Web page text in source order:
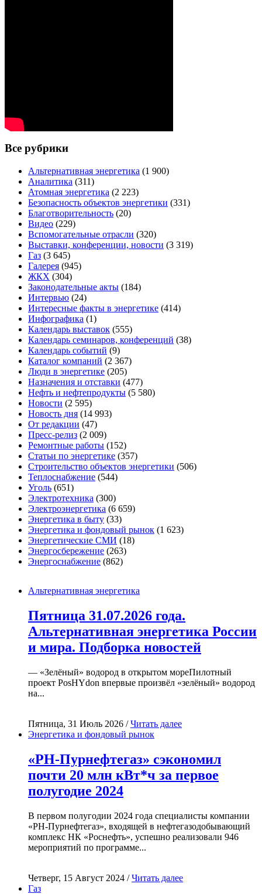
Все рубрики
Альтернативная энергетика (1 900)
Аналитика (311)
Атомная энергетика (2 223)
Безопасность объектов энергетики (331)
Благотворительность (20)
Видео (229)
Вспомогательные отрасли (320)
Выставки, конференции, новости (3 319)
Газ (3 645)
Галерея (945)
ЖКХ (304)
Законодательные акты (184)
Интервью (24)
Интересные факты в энергетике (414)
Инфографика (1)
Календарь выставок (555)
Календарь семинаров, конференций (38)
Календарь событий (9)
Каталог компаний (2 367)
Люди в энергетике (205)
Назначения и отставки (477)
Нефть и нефтепродукты (5 580)
Новости (2 595)
Новость дня (14 993)
От редакции (47)
Пресс-релиз (2 009)
Ремонтные работы (152)
Статьи по энергетике (357)
Строительство объектов энергетики (506)
Теплоснабжение (544)
Уголь (651)
Электротехника (300)
Электроэнергетика (6 659)
Энергетика в быту (33)
Энергетика и фондовый рынок (1 623)
Энергетические СМИ (18)
Энергосбережение (263)
Энергоснабжение (862)
Альтернативная энергетика
Пятница 31.07.2026 года.
Альтернативная энергетика России
и мира. Подборка новостей
— «Зелёный» водород в открытом мореПилотный
проект PosHYdon впервые произвёл «зелёный» водород
на...
Пятница, 31 Июль 2026 /Читать далее
Энергетика и фондовый рынок
«РН-Пурнефтегаз» сэкономил
почти 20 млн кВт*ч за первое
полугодие 2024
В первом полугодии 2024 года специалисты компании
«РН-Пурнефтегаз», входящей в нефтегазодобывающий
комплекс НК «Роснефть», успешно реализовали 946
мероприятий по программе...
Четверг, 15 Август 2024 /Читать далее
Газ